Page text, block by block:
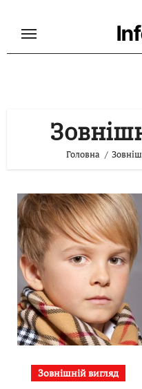
Головна
Зовнішній вигляд